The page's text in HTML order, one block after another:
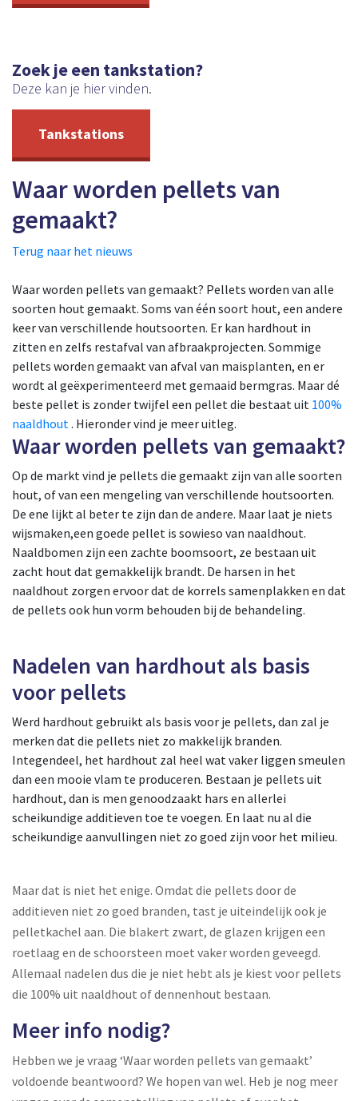
Zoek je een tankstation?
Deze kan je hier vinden.
Tankstations
Waar worden pellets van
gemaakt?
Terug naar het nieuws
Waar worden pellets van gemaakt? Pellets worden van alle
soorten hout gemaakt. Soms van één soort hout, een andere
keer van verschillende houtsoorten. Er kan hardhout in
zitten en zelfs restafval van afbraakprojecten. Sommige
pellets worden gemaakt van afval van maisplanten, en er
wordt al geëxperimenteerd met gemaaid bermgras. Maar dé
beste pellet is zonder twijfel een pellet die bestaat uit 100%
naaldhout. Hieronder vind je meer uitleg.
Waar worden pellets van gemaakt?
Op de markt vind je pellets die gemaakt zijn van alle soorten
hout, of van een mengeling van verschillende houtsoorten.
De ene lijkt al beter te zijn dan de andere. Maar laat je niets
wijsmaken,een goede pellet is sowieso van naaldhout.
Naaldbomen zijn een zachte boomsoort, ze bestaan uit
zacht hout dat gemakkelijk brandt. De harsen in het
naaldhout zorgen ervoor dat de korrels samenplakken en dat
de pellets ook hun vorm behouden bij de behandeling.
Nadelen van hardhout als basis
voor pellets
Werd hardhout gebruikt als basis voor je pellets, dan zal je
merken dat die pellets niet zo makkelijk branden.
Integendeel, het hardhout zal heel wat vaker liggen smeulen
dan een mooie vlam te produceren. Bestaan je pellets uit
hardhout, dan is men genoodzaakt hars en allerlei
scheikundige additieven toe te voegen. En laat nu al die
scheikundige aanvullingen niet zo goed zijn voor het milieu.
Maar dat is niet het enige. Omdat die pellets door de
additieven niet zo goed branden, tast je uiteindelijk ook je
pelletkachel aan. Die blakert zwart, de glazen krijgen een
roetlaag en de schoorsteen moet vaker worden geveegd.
Allemaal nadelen dus die je niet hebt als je kiest voor pellets
die 100% uit naaldhout of dennenhout bestaan.
Meer info nodig?
Hebben we je vraag ‘Waar worden pellets van gemaakt’
voldoende beantwoord? We hopen van wel. Heb je nog meer